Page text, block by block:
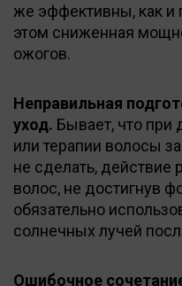
же эффективны, как
этом сниженная
ожогов.
Неправильная
уход. Бывает, что
или терапии волосы
не сделать, действие
волос, не достигнув
обязательно
солнечных лучей
Ошибочное